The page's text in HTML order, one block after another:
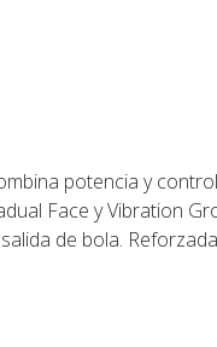
potencia y
Face y Vibration
de bola.